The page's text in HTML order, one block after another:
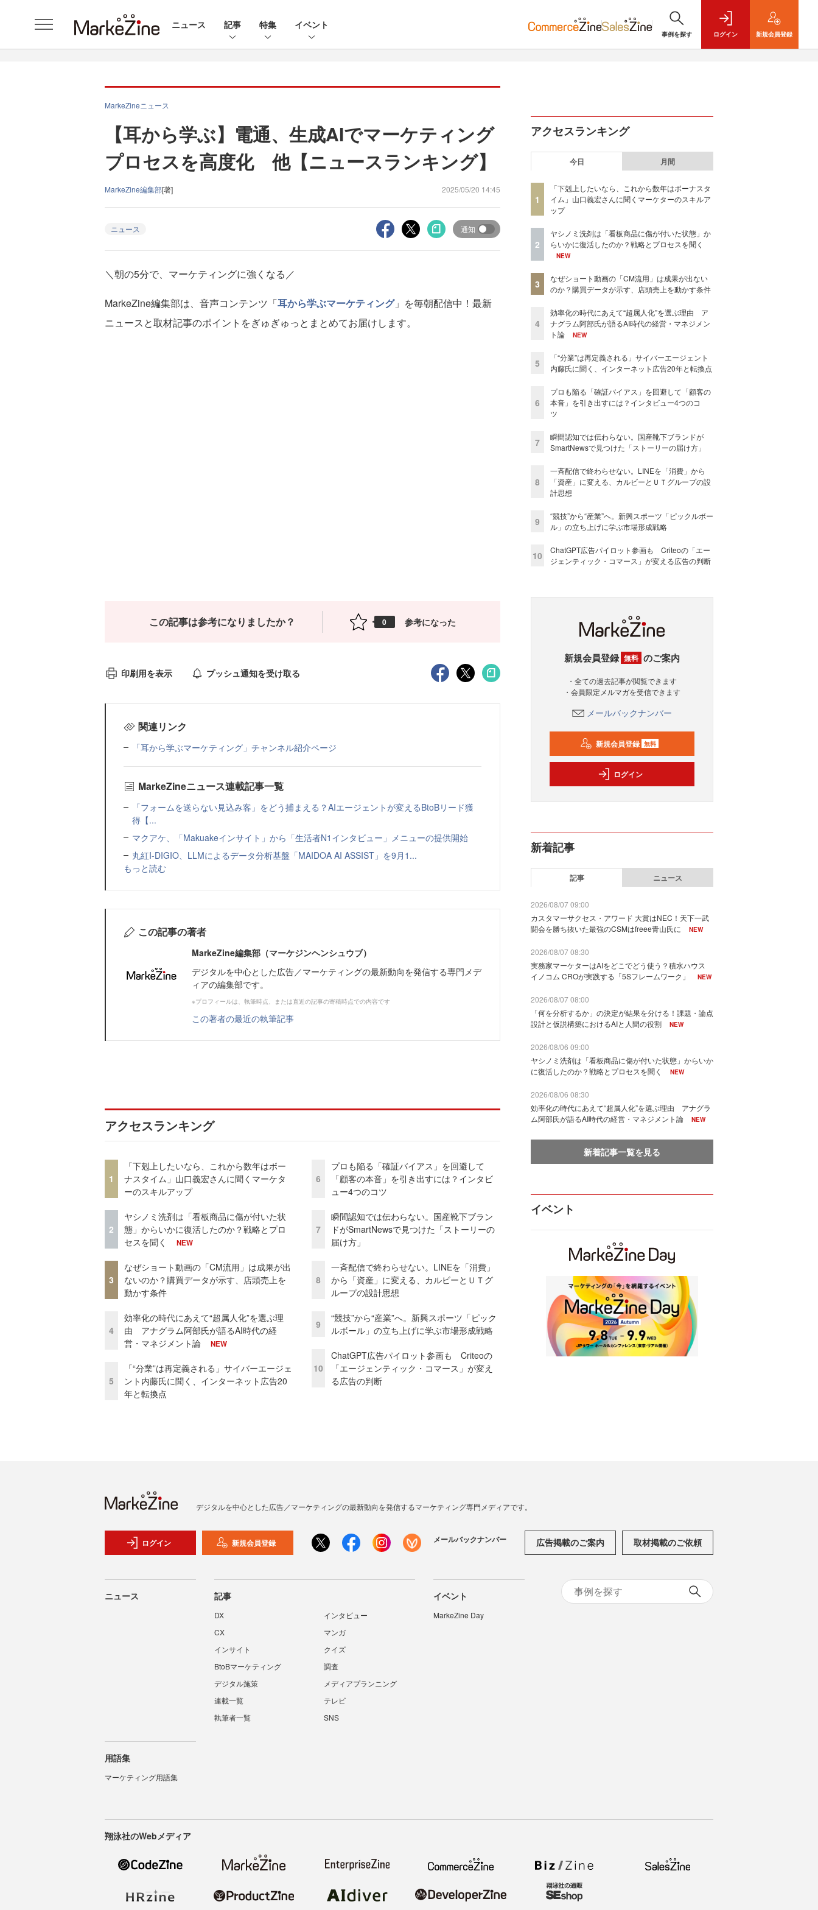
ニュース 記事 特集 イベント
事例を探す ログイン 新規会員登録
MarkeZineニュース
【耳から学ぶ】電通、生成AIでマーケティング
プロセスを高度化 他【ニュースランキング】
MarkeZine編集部[著] 2025/05/20 14:45
ニュース 通知
＼朝の5分で、マーケティングに強くなる／
MarkeZine編集部は、音声コンテンツ「耳から学ぶマーケティング」を毎朝配信中！最新
ニュースと取材記事のポイントをぎゅぎゅっとまとめてお届けします。
この記事は参考になりましたか？ 0 参考になった
印刷用を表示 プッシュ通知を受け取る
関連リンク
「耳から学ぶマーケティング」チャンネル紹介ページ
MarkeZineニュース連載記事一覧
「フォームを送らない見込み客」をどう捕まえる？AIエージェントが変えるBtoBリード獲
得【...
マクアケ、「Makuakeインサイト」から「生活者N1インタビュー」メニューの提供開始
丸紅I-DIGIO、LLMによるデータ分析基盤「MAIDOA AI ASSIST」を9月1...
もっと読む
この記事の著者
MarkeZine編集部（マーケジンヘンシュウブ）
デジタルを中心とした広告／マーケティングの最新動向を発信する専門メデ
ィアの編集部です。
※プロフィールは、執筆時点、または直近の記事の寄稿時点での内容です
この著者の最近の執筆記事
アクセスランキング
1
「下剋上したいなら、これから数年はボー
ナスタイム」山口義宏さんに聞くマーケタ
ーのスキルアップ
2
ヤシノミ洗剤は「看板商品に傷が付いた状
態」からいかに復活したのか？戦略とプロ
セスを聞く
NEW
3
なぜショート動画の「CM流用」は成果が出
ないのか？購買データが示す、店頭売上を
動かす条件
4
効率化の時代にあえて“超属人化”を選ぶ理
由 アナグラム阿部氏が語るAI時代の経
営・マネジメント論
NEW
5
「“分業”は再定義される」サイバーエージェ
ント内藤氏に聞く、インターネット広告20
年と転換点
6
プロも陥る「確証バイアス」を回避して
「顧客の本音」を引き出すには？インタビ
ュー4つのコツ
7
瞬間認知では伝わらない。国産靴下ブラン
ドがSmartNewsで見つけた「ストーリーの
届け方」
8
一斉配信で終わらせない。LINEを「消費」
から「資産」に変える、カルビーとＵＴグ
ループの設計思想
9
“競技”から“産業”へ。新興スポーツ「ピック
ルボール」の立ち上げに学ぶ市場形成戦略
10
ChatGPT広告パイロット参画も Criteoの
「エージェンティック・コマース」が変え
る広告の判断
アクセスランキング
今日 月間
1
「下剋上したいなら、これから数年はボーナスタ
イム」山口義宏さんに聞くマーケターのスキルア
ップ
2
ヤシノミ洗剤は「看板商品に傷が付いた状態」か
らいかに復活したのか？戦略とプロセスを聞く
NEW
3
なぜショート動画の「CM流用」は成果が出ない
のか？購買データが示す、店頭売上を動かす条件
4
効率化の時代にあえて“超属人化”を選ぶ理由 ア
ナグラム阿部氏が語るAI時代の経営・マネジメン
ト論
NEW
5
「“分業”は再定義される」サイバーエージェント
内藤氏に聞く、インターネット広告20年と転換点
6
プロも陥る「確証バイアス」を回避して「顧客の
本音」を引き出すには？インタビュー4つのコ
ツ
7
瞬間認知では伝わらない。国産靴下ブランドが
SmartNewsで見つけた「ストーリーの届け方」
8
一斉配信で終わらせない。LINEを「消費」から
「資産」に変える、カルビーとＵＴグループの設
計思想
9
“競技”から“産業”へ。新興スポーツ「ピックルボー
ル」の立ち上げに学ぶ市場形成戦略
10
ChatGPT広告パイロット参画も Criteoの「エー
ジェンティック・コマース」が変える広告の判断
新規会員登録 無料 のご案内
・全ての過去記事が閲覧できます
・会員限定メルマガを受信できます
メールバックナンバー
新規会員登録 無料
ログイン
新着記事
記事 ニュース
2026/08/07 09:00
カスタマーサクセス・アワード 大賞はNEC！天下一武
闘会を勝ち抜いた最強のCSMはfreee青山氏に
NEW
2026/08/07 08:30
実務家マーケターはAIをどこでどう使う？積水ハウス
イノコム CROが実践する「5Sフレームワーク」
NEW
2026/08/07 08:00
「何を分析するか」の決定が結果を分ける！課題・論点
設計と仮説構築におけるAIと人間の役割
NEW
2026/08/06 09:00
ヤシノミ洗剤は「看板商品に傷が付いた状態」からいか
に復活したのか？戦略とプロセスを聞く
NEW
2026/08/06 08:30
効率化の時代にあえて“超属人化”を選ぶ理由 アナグラ
ム阿部氏が語るAI時代の経営・マネジメント論
NEW
新着記事一覧を見る
イベント
デジタルを中心とした広告／マーケティングの最新動向を発信するマーケティング専門メディアです。
ログイン 新規会員登録 メールバックナンバー 広告掲載のご案内 取材掲載のご依頼
ニュース 記事
DX
インタビュー
CX
マンガ
インサイト
クイズ
BtoBマーケティング
調査
デジタル施策
メディアプランニング
連載一覧
テレビ
執筆者一覧
SNS
イベント
MarkeZine Day
用語集
マーケティング用語集
翔泳社のWebメディア